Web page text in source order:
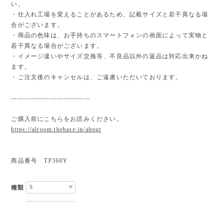
い。
・仕入れ工場を変えることがあるため、記載サイズと若干異なる場
合がございます。
・商品の色味は、お手持ちのスマートフォンの画面によって実物と
若干異なる場合がございます。
・イメージ違いやサイズ交換等、不良品以外の返品は対応出来かね
ます。
・ご注文後のキャンセルは、ご遠慮いただいております。
————————————
ご購入前にこちらをお読みください。
https://alroom.thebase.in/about
商品番号 TP360Y
種類